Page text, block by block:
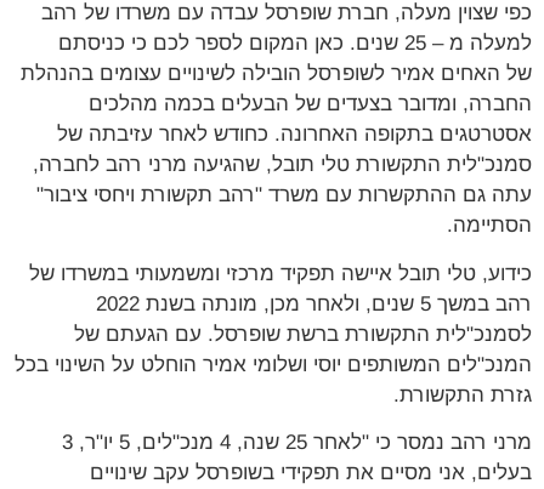
כפי שצוין מעלה, חברת שופרסל עבדה עם משרדו של רהב
למעלה מ – 25 שנים. כאן המקום לספר לכם כי כניסתם
של האחים אמיר לשופרסל הובילה לשינויים עצומים בהנהלת
החברה, ומדובר בצעדים של הבעלים בכמה מהלכים
אסטרטגים בתקופה האחרונה. כחודש לאחר עזיבתה של
סמנכ"לית התקשורת טלי תובל, שהגיעה מרני רהב לחברה,
עתה גם ההתקשרות עם משרד "רהב תקשורת ויחסי ציבור"
הסתיימה.
כידוע, טלי תובל איישה תפקיד מרכזי ומשמעותי במשרדו של
רהב במשך 5 שנים, ולאחר מכן, מונתה בשנת 2022
לסמנכ"לית התקשורת ברשת שופרסל. עם הגעתם של
המנכ"לים המשותפים יוסי ושלומי אמיר הוחלט על השינוי בכל
גזרת התקשורת.
מרני רהב נמסר כי "לאחר 25 שנה, 4 מנכ"לים, 5 יו"ר, 3
בעלים, אני מסיים את תפקידי בשופרסל עקב שינויים